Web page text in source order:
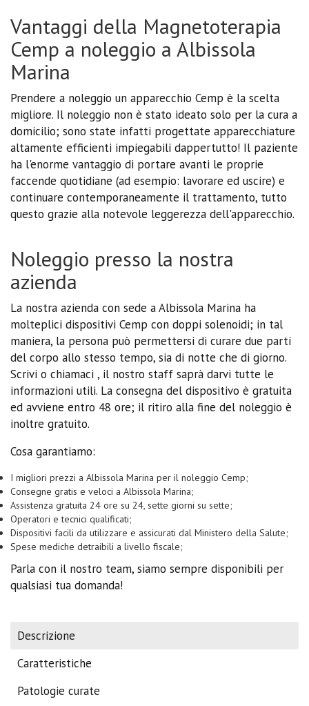
Vantaggi della Magnetoterapia
Cemp a noleggio a Albissola
Marina
Prendere a noleggio un apparecchio Cemp è la scelta
migliore. Il noleggio non è stato ideato solo per la cura a
domicilio; sono state infatti progettate apparecchiature
altamente efficienti impiegabili dappertutto! Il paziente
ha l'enorme vantaggio di portare avanti le proprie
faccende quotidiane (ad esempio: lavorare ed uscire) e
continuare contemporaneamente il trattamento, tutto
questo grazie alla notevole leggerezza dell'apparecchio.
Noleggio presso la nostra
azienda
La nostra azienda con sede a Albissola Marina ha
molteplici dispositivi Cemp con doppi solenoidi; in tal
maniera, la persona può permettersi di curare due parti
del corpo allo stesso tempo, sia di notte che di giorno.
Scrivi o chiamaci , il nostro staff saprà darvi tutte le
informazioni utili. La consegna del dispositivo è gratuita
ed avviene entro 48 ore; il ritiro alla fine del noleggio è
inoltre gratuito.
Cosa garantiamo:
I migliori prezzi a Albissola Marina per il noleggio Cemp;
Consegne gratis e veloci a Albissola Marina;
Assistenza gratuita 24 ore su 24, sette giorni su sette;
Operatori e tecnici qualificati;
Dispositivi facili da utilizzare e assicurati dal Ministero della Salute;
Spese mediche detraibili a livello fiscale;
Parla con il nostro team, siamo sempre disponibili per
qualsiasi tua domanda!
Descrizione
Caratteristiche
Patologie curate